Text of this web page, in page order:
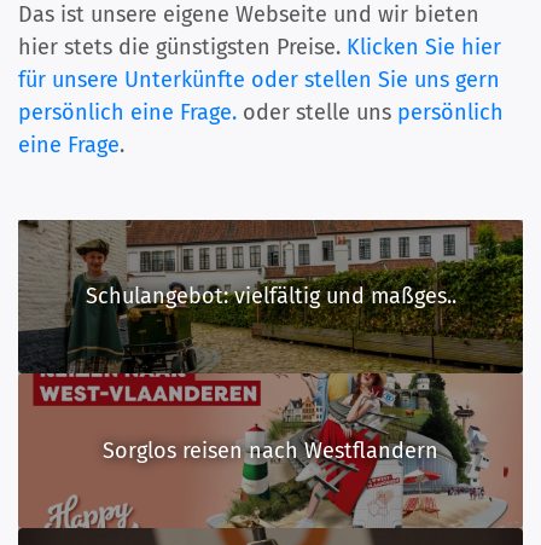
Das ist unsere eigene Webseite und wir bieten
hier stets die günstigsten Preise. Klicken Sie hier
für unsere Unterkünfte oder stellen Sie uns gern
persönlich eine Frage. oder stelle uns persönlich
eine Frage.
Schulangebot: vielfältig und maßges..
Sorglos reisen nach Westflandern